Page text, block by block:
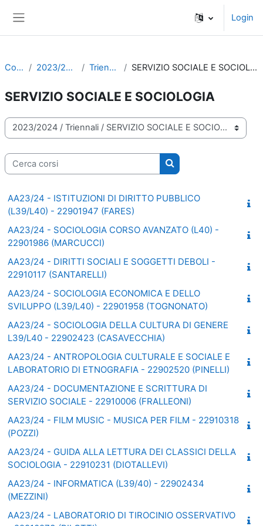
Login
Corsi 2023/2024 Triennali SERVIZIO SOCIALE E SOCIOLOGIA
SERVIZIO SOCIALE E SOCIOLOGIA
Categorie di corso
Cerca corsi
Cerca corsi
AA23/24 - ISTITUZIONI DI DIRITTO PUBBLICO
(L39/L40) - 22901947 (FARES)
AA23/24 - SOCIOLOGIA CORSO AVANZATO (L40) -
22901986 (MARCUCCI)
AA23/24 - DIRITTI SOCIALI E SOGGETTI DEBOLI -
22910117 (SANTARELLI)
AA23/24 - SOCIOLOGIA ECONOMICA E DELLO
SVILUPPO (L39/L40) - 22901958 (TOGNONATO)
AA23/24 - SOCIOLOGIA DELLA CULTURA DI GENERE
L39/L40 - 22902423 (CASAVECCHIA)
AA23/24 - ANTROPOLOGIA CULTURALE E SOCIALE E
LABORATORIO DI ETNOGRAFIA - 22902520 (PINELLI)
AA23/24 - DOCUMENTAZIONE E SCRITTURA DI
SERVIZIO SOCIALE - 22910006 (FRALLEONI)
AA23/24 - FILM MUSIC - MUSICA PER FILM - 22910318
(POZZI)
AA23/24 - GUIDA ALLA LETTURA DEI CLASSICI DELLA
SOCIOLOGIA - 22910231 (DIOTALLEVI)
AA23/24 - INFORMATICA (L39/40) - 22902434
(MEZZINI)
AA23/24 - LABORATORIO DI TIROCINIO OSSERVATIVO